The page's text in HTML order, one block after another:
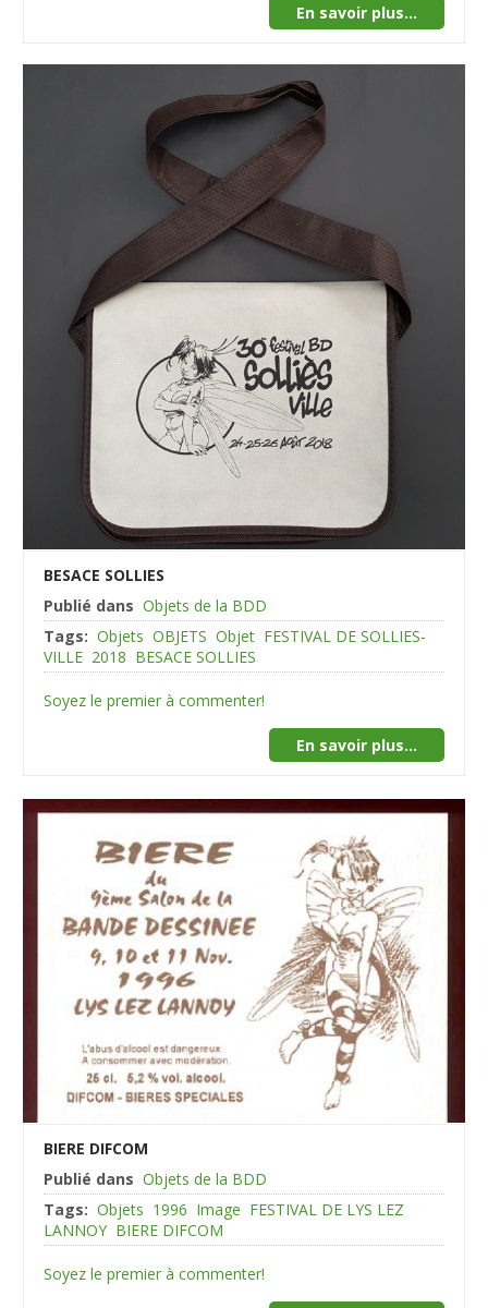
En savoir plus...
BESACE SOLLIES
Publié dans Objets de la BDD
Tags: Objets OBJETS Objet FESTIVAL DE SOLLIES-
VILLE 2018 BESACE SOLLIES
Soyez le premier à commenter!
En savoir plus...
BIERE DIFCOM
Publié dans Objets de la BDD
Tags: Objets 1996 Image FESTIVAL DE LYS LEZ
LANNOY BIERE DIFCOM
Soyez le premier à commenter!